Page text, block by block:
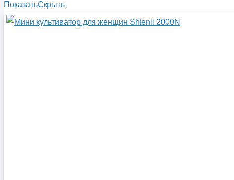
ПоказатьСкрыть